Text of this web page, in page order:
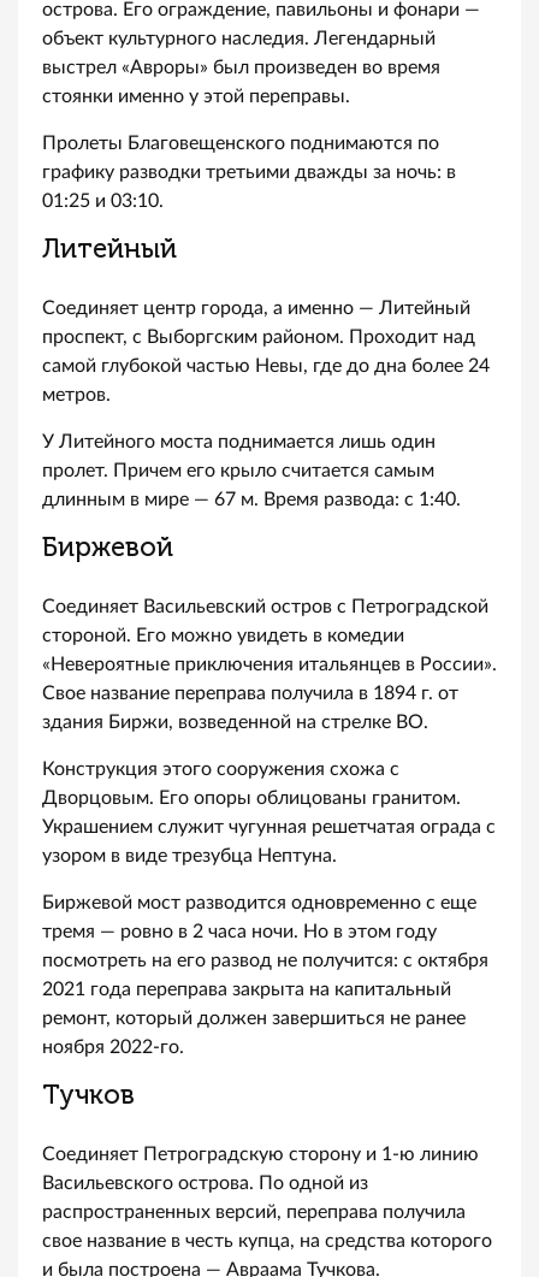
острова. Его ограждение, павильоны и фонари —
объект культурного наследия. Легендарный
выстрел «Авроры» был произведен во время
стоянки именно у этой переправы.
Пролеты Благовещенского поднимаются по
графику разводки третьими дважды за ночь: в
01:25 и 03:10.
Литейный
Соединяет центр города, а именно — Литейный
проспект, с Выборгским районом. Проходит над
самой глубокой частью Невы, где до дна более 24
метров.
У Литейного моста поднимается лишь один
пролет. Причем его крыло считается самым
длинным в мире — 67 м. Время развода: с 1:40.
Биржевой
Соединяет Васильевский остров с Петроградской
стороной. Его можно увидеть в комедии
«Невероятные приключения итальянцев в России».
Свое название переправа получила в 1894 г. от
здания Биржи, возведенной на стрелке ВО.
Конструкция этого сооружения схожа с
Дворцовым. Его опоры облицованы гранитом.
Украшением служит чугунная решетчатая ограда с
узором в виде трезубца Нептуна.
Биржевой мост разводится одновременно с еще
тремя — ровно в 2 часа ночи. Но в этом году
посмотреть на его развод не получится: с октября
2021 года переправа закрыта на капитальный
ремонт, который должен завершиться не ранее
ноября 2022-го.
Тучков
Соединяет Петроградскую сторону и 1-ю линию
Васильевского острова. По одной из
распространенных версий, переправа получила
свое название в честь купца, на средства которого
и была построена — Авраама Тучкова.